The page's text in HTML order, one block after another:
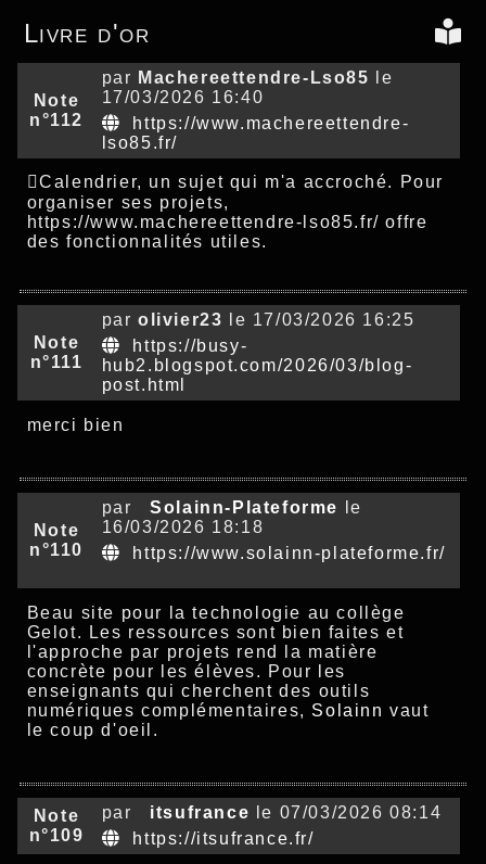
Livre d'or
Note
n°112
par Machereettendre-Lso85 le
17/03/2026 16:40
https://www.machereettendre-
lso85.fr/
Calendrier, un sujet qui m'a accroché. Pour
organiser ses projets,
https://www.machereettendre-lso85.fr/ offre
des fonctionnalités utiles.
Note
n°111
par olivier23 le 17/03/2026 16:25
https://busy-
hub2.blogspot.com/2026/03/blog-
post.html
merci bien
Note
n°110
par Solainn-Plateforme
le
16/03/2026 18:18
https://www.solainn-plateforme.fr/
Beau site pour la technologie au collège
Gelot. Les ressources sont bien faites et
l'approche par projets rend la matière
concrète pour les élèves. Pour les
enseignants qui cherchent des outils
numériques complémentaires, Solainn vaut
le coup d'oeil.
Note
n°109
par itsufrance
le 07/03/2026 08:14
https://itsufrance.fr/